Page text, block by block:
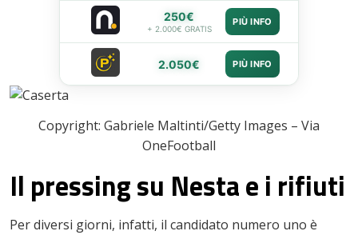
250€
+ 2.000€ GRATIS
PIÙ INFO
2.050€ PIÙ INFO
Copyright: Gabriele Maltinti/Getty Images – Via
OneFootball
Il pressing su Nesta e i rifiuti
Per diversi giorni, infatti, il candidato numero uno è